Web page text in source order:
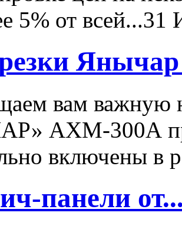
5% от всей...31
Янычар
вам важную
АХМ-300А
включены в
панели